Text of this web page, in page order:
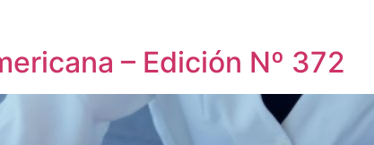
– Edición Nº 372